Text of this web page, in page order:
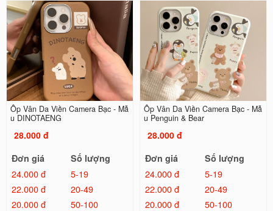
Ốp Vân Da Viền Camera Bạc - Mẫ
u DINOTAENG
28.000 đ
Đơn giá
Số lượng
24.000 đ
5-19
22.000 đ
20-49
20.000 đ
50-100
Ốp Vân Da Viền Camera Bạc - Mẫ
u Penguin & Bear
28.000 đ
Đơn giá
Số lượng
24.000 đ
5-19
22.000 đ
20-49
20.000 đ
50-100